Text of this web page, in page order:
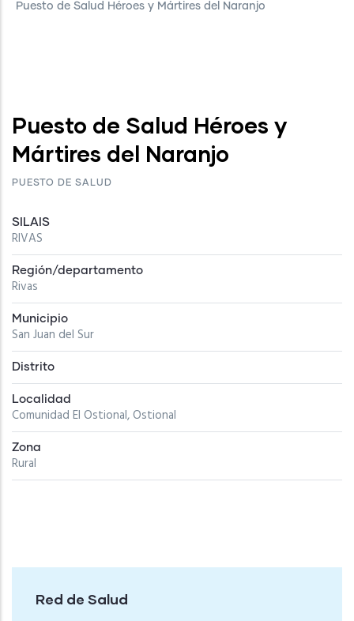
Puesto de Salud Héroes y Mártires del Naranjo
Puesto de Salud Héroes y
Mártires del Naranjo
PUESTO DE SALUD
SILAIS
RIVAS
Región/departamento
Rivas
Municipio
San Juan del Sur
Distrito
Localidad
Comunidad El Ostional, Ostional
Zona
Rural
Red de Salud